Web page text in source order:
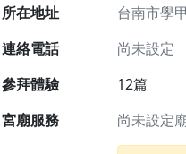
會，一念虔誠禮寶懺，
會，誠摯歡迎十方善信
專業的來，省時省力又積
所在地址
台南市學
連絡電話
尚未設定
參拜體驗
12篇
宮廟服務
尚未設定